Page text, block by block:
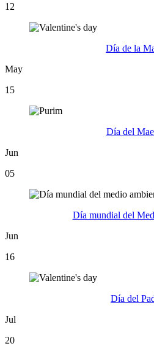
12
Día de la
May
15
Día del
Jun
05
Día mundial del
Jun
16
Día del
Jul
20